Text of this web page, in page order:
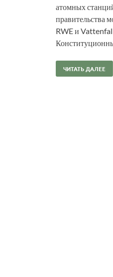
атомных
правительства
RWE и
ЧИТАТЬ ДАЛЕЕ